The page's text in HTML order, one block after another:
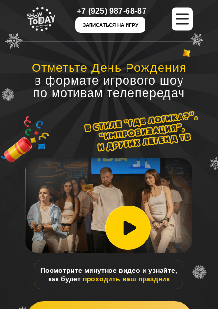
+7 (925) 987-68-87
ЗАПИСАТЬСЯ НА ИГРУ
Посмотрите минутное видео и узнайте,
как будет проходить ваш праздник
+7 (925) 987-68-87
ЗАПИСАТЬСЯ НА ИГРУ
Отметьте День Рождения
в формате игрового шоу
по мотивам телепередач